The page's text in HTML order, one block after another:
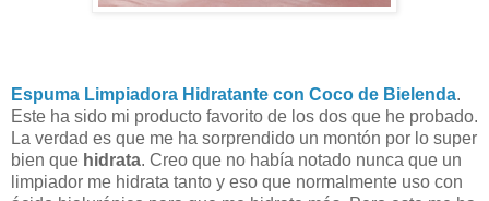
Espuma Limpiadora Hidratante con Coco de Bielenda.
Este ha sido mi producto favorito de los dos que he probado.
La verdad es que me ha sorprendido un montón por lo super
bien que hidrata. Creo que no había notado nunca que un
limpiador me hidrata tanto y eso que normalmente uso con